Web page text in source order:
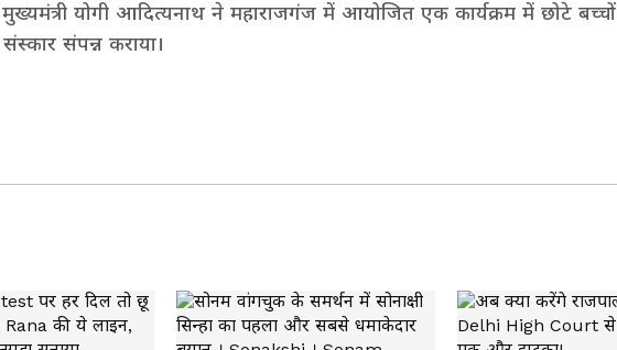
मुख्यमंत्री योगी आदित्यनाथ ने महाराजगंज में आयोजित एक कार्यक्रम में छोटे बच्चों
संपन्न कराया।